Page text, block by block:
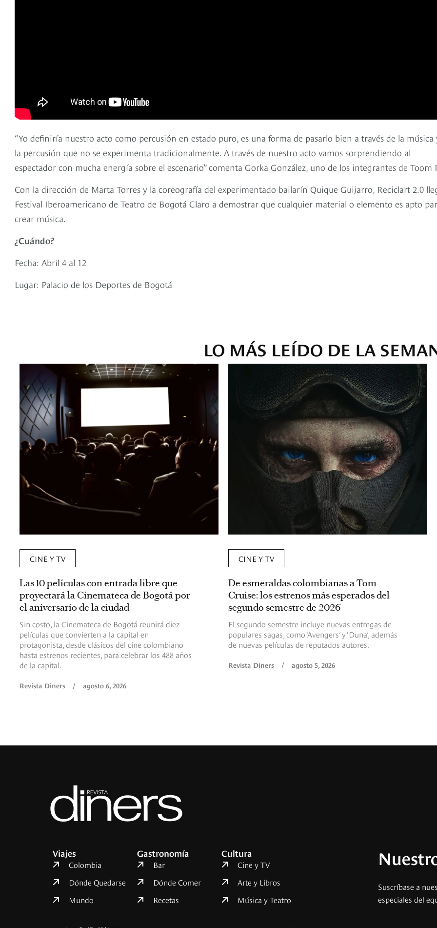
“Yo definiría nuestro acto como percusión en estado puro, es una forma de pasarlo bien a través de la música
la percusión que no se experimenta tradicionalmente. A través de nuestro acto vamos sorprendiendo al
espectador con mucha energía sobre el escenario” comenta Gorka González, uno de los integrantes de Toom
Con la dirección de Marta Torres y la coreografía del experimentado bailarín Quique Guijarro, Reciclart 2.0
Festival Iberoamericano de Teatro de Bogotá Claro a demostrar que cualquier material o elemento es apto
crear música.
¿Cuándo?
Fecha: Abril 4 al 12
Lugar: Palacio de los Deportes de Bogotá
LO MÁS LEÍDO DE LA
CINE Y TV
Las 10 películas con entrada libre que
proyectará la Cinemateca de Bogotá por
el aniversario de la ciudad
Sin costo, la Cinemateca de Bogotá reunirá diez
películas que convierten a la capital en
protagonista, desde clásicos del cine colombiano
hasta estrenos recientes, para celebrar los 488 años
de la capital.
Revista Diners / agosto 6, 2026
CINE Y TV
De esmeraldas colombianas a Tom
Cruise: los estrenos más esperados del
segundo semestre de 2026
El segundo semestre incluye nuevas entregas de
populares sagas, como ‘Avengers’ y ‘Duna’, además
de nuevas películas de reputados autores.
Revista Diners / agosto 5, 2026
Viajes
Colombia
Dónde Quedarse
Mundo
Gastronomía
Bar
Dónde Comer
Recetas
Cultura
Cine y TV
Arte y Libros
Música y Teatro
Suscríbase a
especiales del